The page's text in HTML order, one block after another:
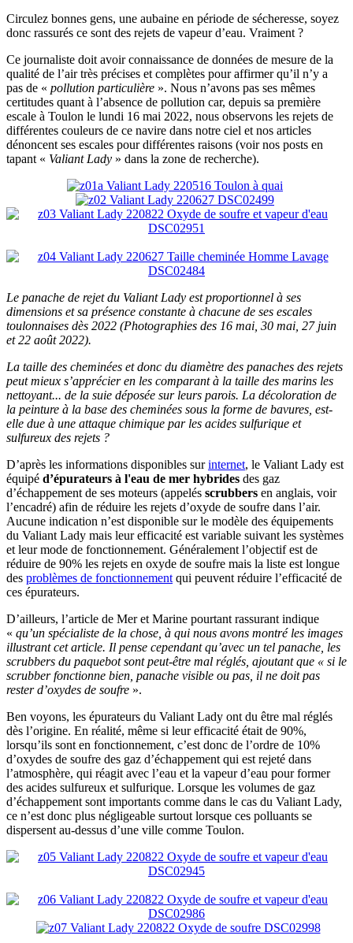
Circulez bonnes gens, une aubaine en période de sécheresse, soyez
donc rassurés ce sont des rejets de vapeur d’eau. Vraiment ?
Ce journaliste doit avoir connaissance de données de mesure de la
qualité de l’air très précises et complètes pour affirmer qu’il n’y a
pas de « pollution particulière ». Nous n’avons pas ses mêmes
certitudes quant à l’absence de pollution car, depuis sa première
escale à Toulon le lundi 16 mai 2022, nous observons les rejets de
différentes couleurs de ce navire dans notre ciel et nos articles
dénoncent ses escales pour différentes raisons (voir nos posts en
tapant « Valiant Lady » dans la zone de recherche).
Le panache de rejet du Valiant Lady estproportionnel à ses
dimensions et sa présence constante à chacune de ses escales
toulonnaises dès 2022 (Photographies des 16 mai, 30 mai, 27 juin
et 22 août 2022).
La taille des cheminées et donc du diamètre des panaches des rejets
peut mieux s’apprécier en les comparant à la taille des marins les
nettoyant... de la suie déposée sur leurs parois. La décoloration de
la peinture à la base des cheminées sous la forme de bavures, est-
elle due à une attaque chimique par les acides sulfurique et
sulfureux des rejets ?
D’après les informations disponibles surinternet, le Valiant Lady est
équipé d’épurateurs à l'eau de mer hybrides des gaz
d’échappement de ses moteurs (appelés scrubbers en anglais, voir
l’encadré) afin de réduire les rejets d’oxyde de soufre dans l’air.
Aucune indication n’est disponible sur le modèle des équipements
du Valiant Lady mais leur efficacité est variable suivant les systèmes
et leur mode de fonctionnement. Généralement l’objectif est de
réduire de 90% les rejets en oxyde de soufre mais la liste est longue
des problèmes de fonctionnement qui peuvent réduire l’efficacité de
ces épurateurs.
D’ailleurs, l’article de Mer et Marine pourtant rassurant indique
« qu’un spécialiste de la chose, à qui nous avons montré les images
illustrant cet article. Il pense cependant qu’avec un tel panache, les
scrubbers du paquebot sont peut-être mal réglés, ajoutant que « si le
scrubber fonctionne bien, panache visible ou pas, il ne doit pas
rester d’oxydes de soufre ».
Ben voyons, les épurateurs du Valiant Lady ont du être mal réglés
dès l’origine. En réalité, même si leur efficacité était de 90%,
lorsqu’ils sont en fonctionnement, c’est donc de l’ordre de 10%
d’oxydes de soufre des gaz d’échappement qui est rejeté dans
l’atmosphère, qui réagit avec l’eau et la vapeur d’eau pour former
des acides sulfureux et sulfurique. Lorsque les volumes de gaz
d’échappement sont importants comme dans le cas du Valiant Lady,
ce n’est donc plus négligeable surtout lorsque ces polluants se
dispersent au-dessus d’une ville comme Toulon.